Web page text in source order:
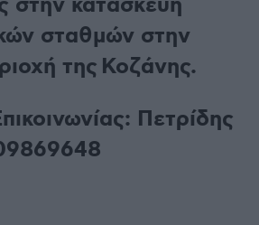
σταθμών στην
της Κοζάνης.
Πετρίδης